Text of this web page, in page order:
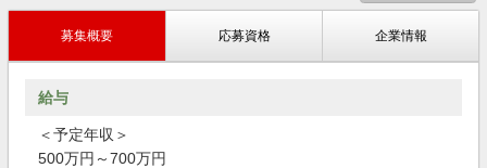
募集概要 応募資格 企業情報
給与
＜予定年収＞
500万円～700万円